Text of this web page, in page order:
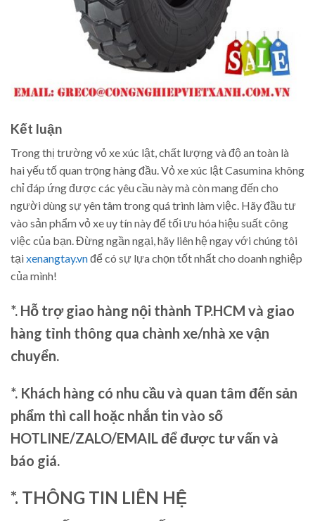
Kết luận
Trong thị trường vỏ xe xúc lật, chất lượng và độ an toàn là
hai yếu tố quan trọng hàng đầu. Vỏ xe xúc lật Casumina không
chỉ đáp ứng được các yêu cầu này mà còn mang đến cho
người dùng sự yên tâm trong quá trình làm việc. Hãy đầu tư
vào sản phẩm vỏ xe uy tín này để tối ưu hóa hiệu suất công
việc của bạn. Đừng ngần ngại, hãy liên hệ ngay với chúng tôi
tạixenangtay.vnđể có sự lựa chọn tốt nhất cho doanh nghiệp
của mình!
*. Hỗ trợ giao hàng nội thành TP.HCM và giao
hàng tỉnh thông qua chành xe/nhà xe vận
chuyển.
*. Khách hàng có nhu cầu và quan tâm đến sản
phẩm thì call hoặc nhắn tin vào số
HOTLINE/ZALO/EMAIL để được tư vấn và
báo giá.
*. THÔNG TIN LIÊN HỆ